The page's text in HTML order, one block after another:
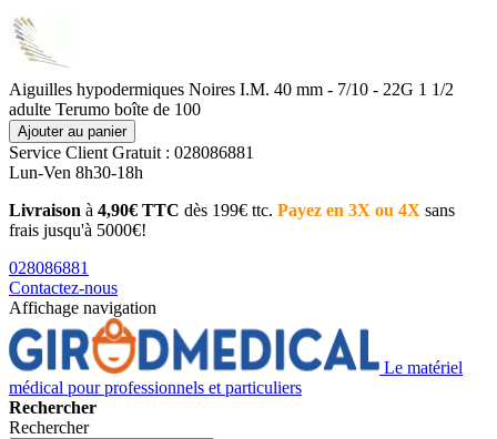
Aiguilles hypodermiques Noires I.M. 40 mm - 7/10 - 22G 1 1/2
adulte Terumo boîte de 100
Ajouter au panier
Service Client Gratuit : 028086881
Lun-Ven 8h30-18h
Livraison à 4,90€ TTC dès 199€ ttc. Payez en 3X ou 4X sans
frais jusqu'à 5000€!
028086881
Contactez-nous
Affichage navigation
Le matériel
médical pour professionnels et particuliers
Rechercher
Rechercher